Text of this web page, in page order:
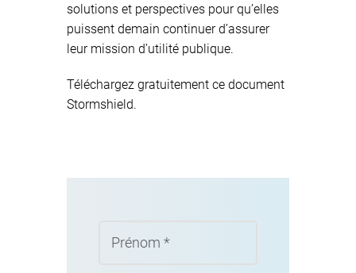
solutions et perspectives pour qu’elles
puissent demain continuer d’assurer
leur mission d’utilité publique.
Téléchargez gratuitement ce document
Stormshield.